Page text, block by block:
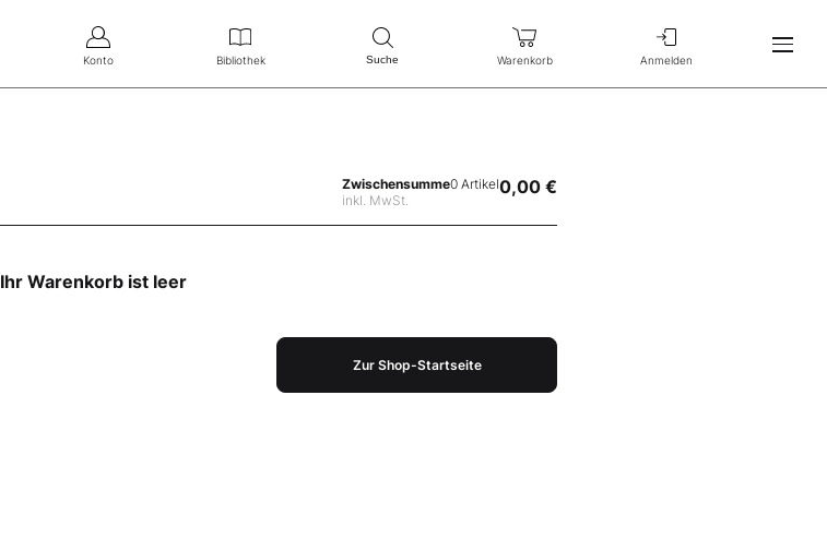
Konto Bibliothek Suche Warenkorb Anmelden
Zwischensumme
inkl. MwSt.
0 Artikel0,00 €
Ihr Warenkorb ist leer
Zur Shop-Startseite